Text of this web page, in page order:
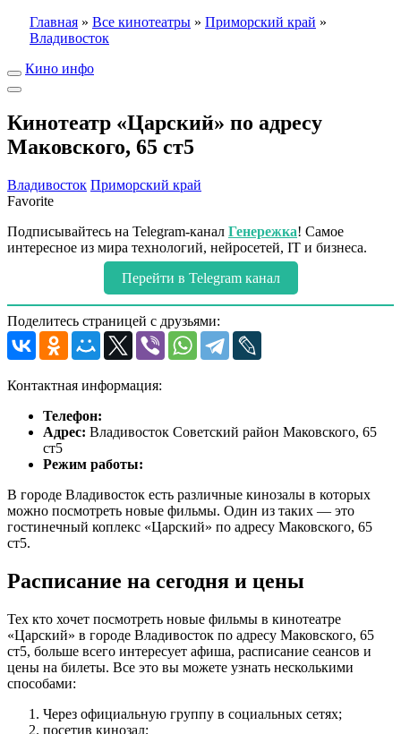
Главная » Все кинотеатры » Приморский край »
Владивосток
Кино инфо
Кинотеатр «Царский» по адресу
Маковского, 65 ст5
Владивосток Приморский край
Favorite
Подписывайтесь на Telegram-канал Генережка! Самое
интересное из мира технологий, нейросетей, IT и бизнеса.
Перейти в Telegram канал
Поделитесь страницей с друзьями:
Контактная информация:
Телефон:
Адрес: Владивосток Советский район Маковского, 65
ст5
Режим работы:
В городе Владивосток есть различные кинозалы в которых
можно посмотреть новые фильмы. Один из таких — это
гостинечный коплекс «Царский» по адресу Маковского, 65
ст5.
Расписание на сегодня и цены
Тех кто хочет посмотреть новые фильмы в кинотеатре
«Царский» в городе Владивосток по адресу Маковского, 65
ст5, больше всего интересует афиша, расписание сеансов и
цены на билеты. Все это вы можете узнать несколькими
способами:
Через официальную группу в социальных сетях;
посетив кинозал;